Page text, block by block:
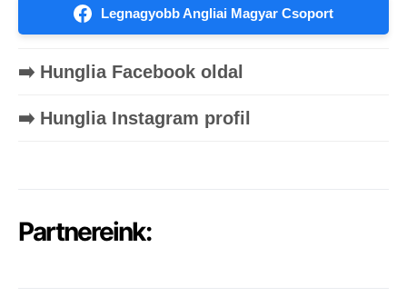
Legnagyobb Angliai Magyar Csoport
➡️ Hunglia Facebook oldal
➡️ Hunglia Instagram profil
Partnereink: